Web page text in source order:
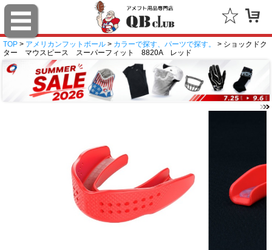
TOP > アメリカンフットボール > カラーで探す、パーツで探す。
> ショックドク
ター マウスピース スーパーフィット 8820A レッド